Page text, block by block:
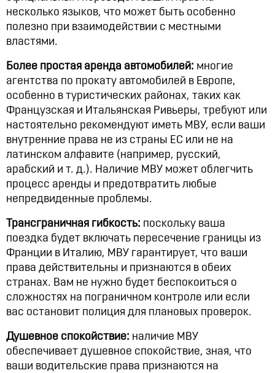
несколько языков, что может быть особенно
полезно при взаимодействии с местными
властями.
Более простая аренда автомобилей: многие
агентства по прокату автомобилей в Европе,
особенно в туристических районах, таких как
Французская и Итальянская Ривьеры, требуют или
настоятельно рекомендуют иметь МВУ, если ваши
внутренние права не из страны ЕС или не на
латинском алфавите (например, русский,
арабский и т. д.). Наличие МВУ может облегчить
процесс аренды и предотвратить любые
непредвиденные проблемы.
Трансграничная гибкость: поскольку ваша
поездка будет включать пересечение границы из
Франции в Италию, МВУ гарантирует, что ваши
права действительны и признаются в обеих
странах. Вам не нужно будет беспокоиться о
сложностях на пограничном контроле или если
вас остановит полиция для плановых проверок.
Душевное спокойствие: наличие МВУ
обеспечивает душевное спокойствие, зная, что
ваши водительские права признаются на